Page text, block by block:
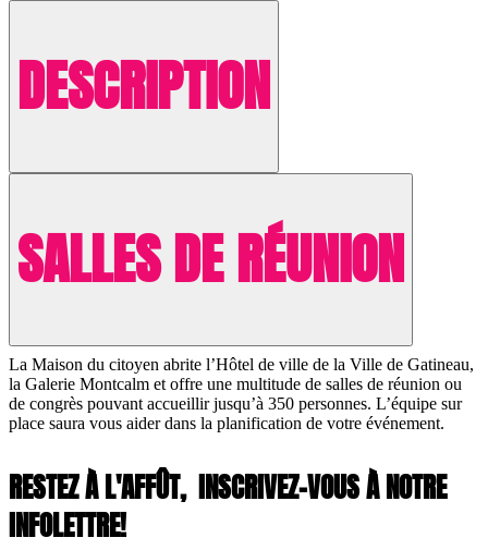
DESCRIPTION
SALLES DE RÉUNION
La Maison du citoyen abrite l’Hôtel de ville de la Ville de Gatineau,
la Galerie Montcalm et offre une multitude de salles de réunion ou
de congrès pouvant accueillir jusqu’à 350 personnes. L’équipe sur
place saura vous aider dans la planification de votre événement.
RESTEZ À L'AFFÛT, INSCRIVEZ-VOUS À NOTRE
INFOLETTRE!